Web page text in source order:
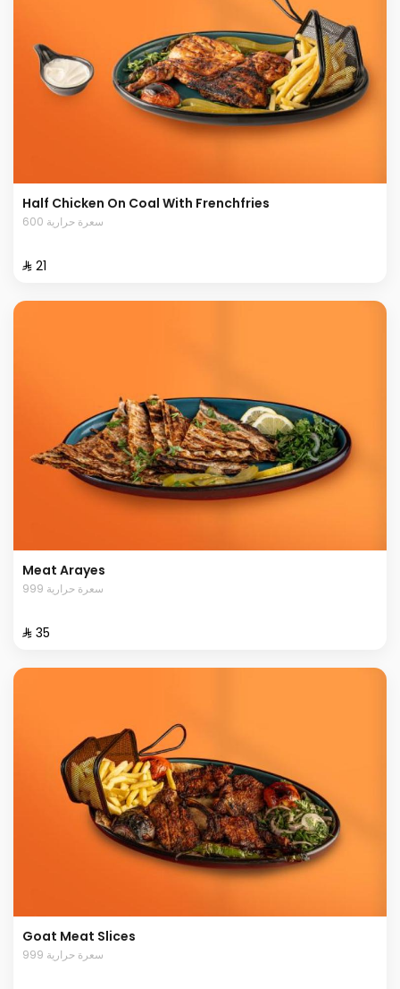
Half Chicken On Coal With Frenchfries
600 سعرة حرارية
⁨⁦‪‬ 21⁩
Meat Arayes
999 سعرة حرارية
⁨⁦‪‬ 35⁩
Goat Meat Slices
999 سعرة حرارية